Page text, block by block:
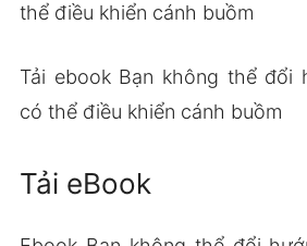
thể điều khiển cánh buồm
Tải ebook Bạn không thể đổi
có thể điều khiển cánh buồm
Tải eBook